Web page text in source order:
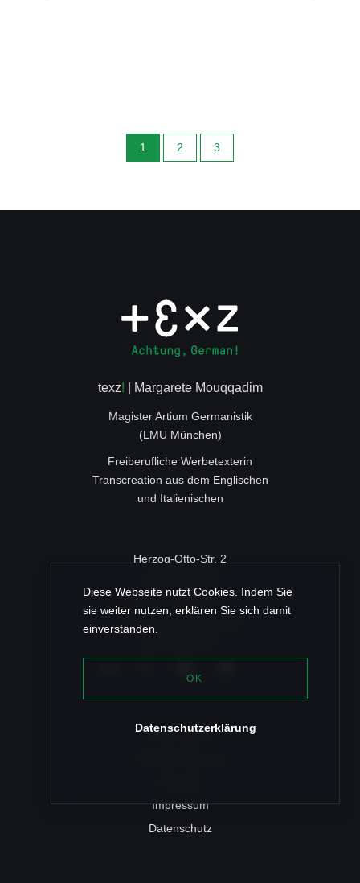
1 2 3
texz! | Margarete Mouqqadim
Magister Artium Germanistik
(LMU München)
Freiberufliche Werbetexterin
Transcreation aus dem Englischen
und Italienischen
Herzog-Otto-Str. 2
83022 Rosenheim
+49 (0) 80 31/46 35 96
Referenzen
Impressum
Datenschutz
Diese Webseite nutzt Cookies. Indem Sie
sie weiter nutzen, erklären Sie sich damit
einverstanden.
OK
Datenschutzerklärung